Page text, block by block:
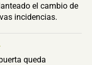
el cambio de
incidencias.
queda